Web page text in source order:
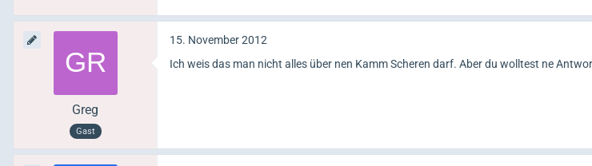
Greg
Gast
15. November 2012
Ich weis das man nicht alles über nen Kamm Scheren darf. Aber du wolltest ne